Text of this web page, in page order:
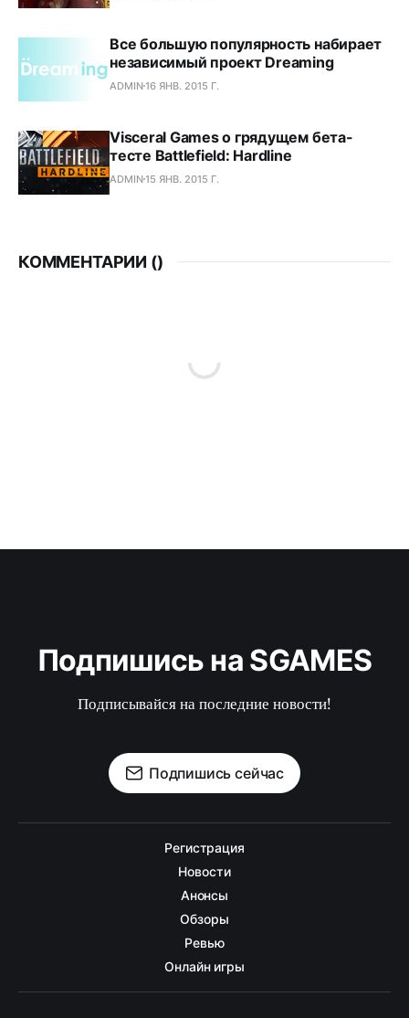
Все большую популярность набирает
независимый проект Dreaming
ADMIN16 ЯНВ. 2015 Г.
Visceral Games о грядущем бета-
тесте Battlefield: Hardline
ADMIN15 ЯНВ. 2015 Г.
КОММЕНТАРИИ ()
Подпишись на SGAMES
Подписывайся на последние новости!
Подпишись сейчас
Регистрация
Новости
Анонсы
Обзоры
Ревью
Онлайн игры